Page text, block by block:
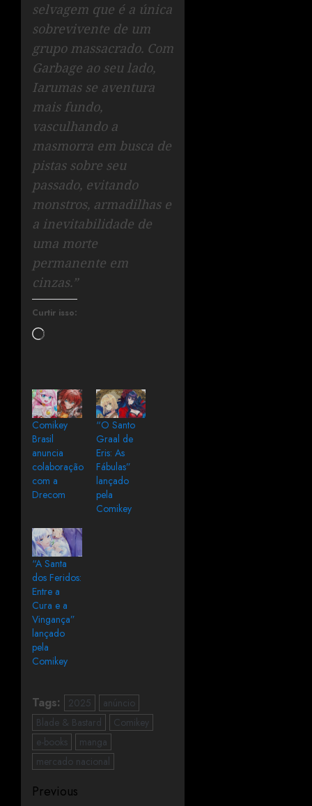
selvagem que é a única
sobrevivente de um
grupo massacrado. Com
Garbage ao seu lado,
Iarumas se aventura
mais fundo,
vasculhando a
masmorra em busca de
pistas sobre seu
passado, evitando
monstros, armadilhas e
a inevitabilidade de
uma morte
permanente em
cinzas.”
Curtir isso:
Comikey
Brasil
anuncia
colaboração
com a
Drecom
“O Santo
Graal de
Eris: As
Fábulas”
lançado
pela
Comikey
“A Santa
dos Feridos:
Entre a
Cura e a
Vingança”
lançado
pela
Comikey
Tags: 2025
anúncio
Blade & Bastard
Comikey
e-books
manga
mercado nacional
Previous